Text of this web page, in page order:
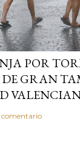
POR
GRAN